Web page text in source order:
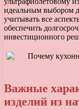
идеальным выбором
учитывать все
обеспечить
инвестиционного
Важные
изделий из